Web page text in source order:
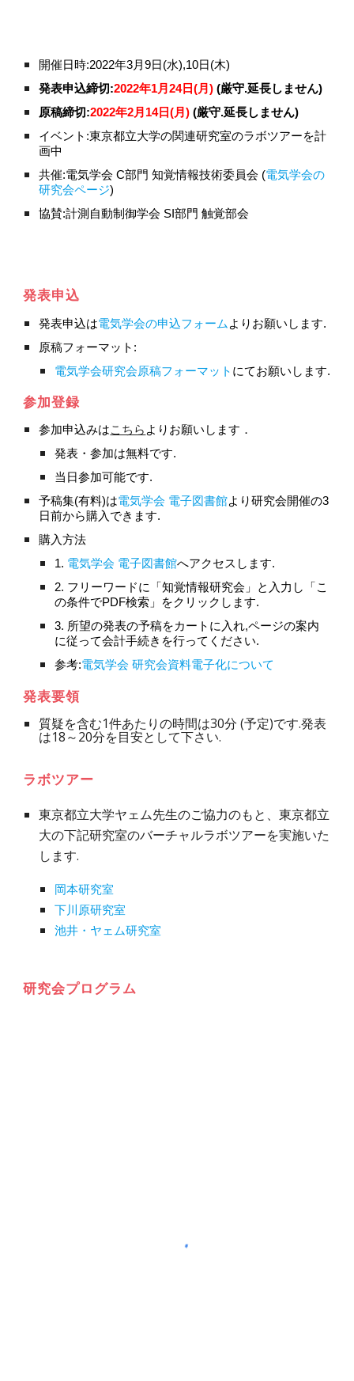
開催日時:2022年3月9日(水),10日(木)
発表申込締切:2022年1月24日(月) (厳守.延長しません)
原稿締切:2022年2月14日(月) (厳守.延長しません)
イベント:東京都立大学の関連研究室のラボツアーを計
画中
共催:電気学会 C部門 知覚情報技術委員会 (電気学会の
研究会ページ)
協賛:計測自動制御学会 SI部門 触覚部会
発表申込
発表申込は電気学会の申込フォーム よりお願いします.
原稿フォーマット:
電気学会研究会原稿フォーマット にてお願いします.
参加登録
参加申込みはこちら よりお願いします．
発表・参加は無料です.
当日参加可能です.
予稿集(有料)は電気学会 電子図書館より研究会開催の3
日前から購入できます.
購入方法
1. 電気学会 電子図書館へアクセスします.
2. フリーワードに「知覚情報研究会」と入力し「こ
の条件でPDF検索」をクリックします.
3. 所望の発表の予稿をカートに入れ,ページの案内
に従って会計手続きを行ってください.
参考:電気学会 研究会資料電子化について
発表要領
質疑を含む1件あたりの時間は30分 (予定)です.発表
は18～20分を目安として下さい.
ラボツアー
東京都立大学ヤェム先生のご協力のもと、東京都立
大の下記研究室のバーチャルラボツアーを実施いた
します.
岡本研究室
下川原研究室
池井・ヤェム研究室
研究会プログラム